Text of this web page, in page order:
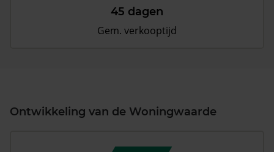
45 dagen
Gem. verkooptijd
Ontwikkeling van de Woningwaarde